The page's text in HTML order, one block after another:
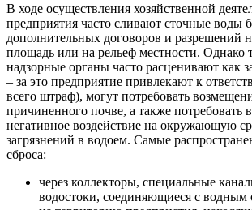
В ходе осуществления хозяйственной
предприятия часто сливают сточные воды
дополнительных договоров и разрешений
площадь или на рельеф местности. Однако
надзорные органы часто расценивают как
– за это предприятие привлекают к
всего штраф), могут потребовать
причиненного почве, а также потребовать
негативное воздействие на окружающую
загрязнений в водоем. Самые
сброса:
через коллекторы, специальные
водостоки, соединяющиеся с водным